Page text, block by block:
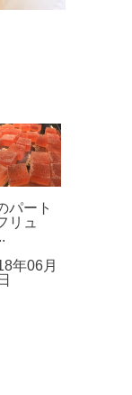
パート
リュ
年06月